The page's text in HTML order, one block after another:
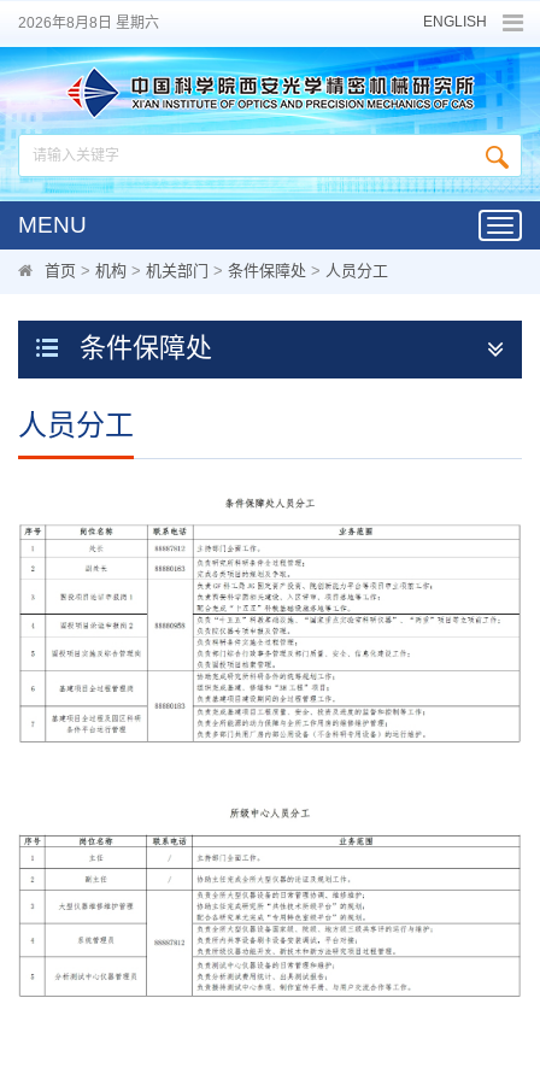
2026年8月8日 星期六 ENGLISH
MENU
首页 > 机构 > 机关部门 > 条件保障处 > 人员分工
条件保障处
人员分工